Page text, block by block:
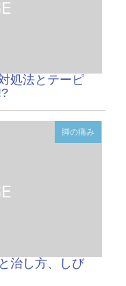
処法とテーピ
脚の痛み
治し方、しび